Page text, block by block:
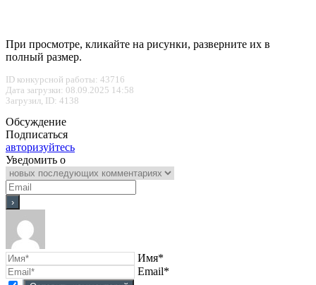
При просмотре, кликайте на рисунки, разверните их в
полный размер.
ID конкурсной работы: 43716
Дата загрузки: 08.09.2025 14:58
Загрузил, ID: 4138
Обсуждение
Подписаться
авторизуйтесь
Уведомить о
Имя*
Email*